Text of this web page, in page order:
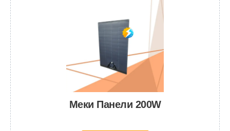
Меки Панели 200W